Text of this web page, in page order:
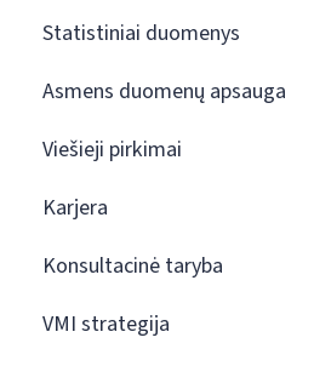
Statistiniai duomenys
Asmens duomenų apsauga
Viešieji pirkimai
Karjera
Konsultacinė taryba
VMI strategija